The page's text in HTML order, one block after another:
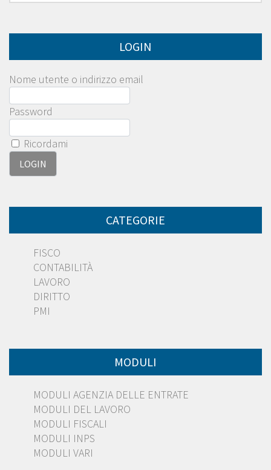
LOGIN
Nome utente o indirizzo email
Password
Ricordami
CATEGORIE
FISCO
CONTABILITÀ
LAVORO
DIRITTO
PMI
MODULI
MODULI AGENZIA DELLE ENTRATE
MODULI DEL LAVORO
MODULI FISCALI
MODULI INPS
MODULI VARI